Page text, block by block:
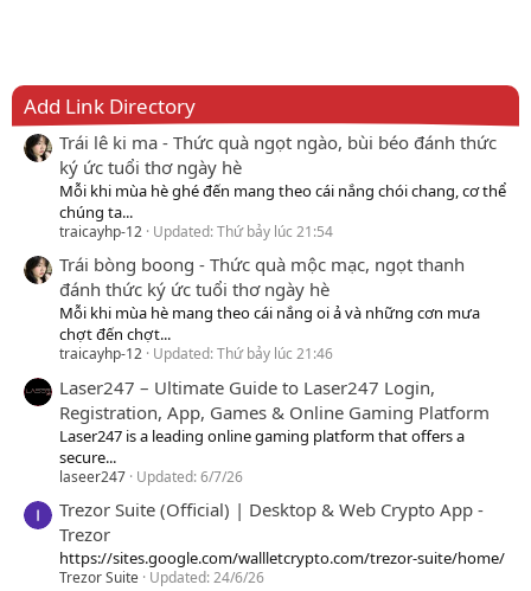
Add Link Directory
Trái lê ki ma - Thức quà ngọt ngào, bùi béo đánh thức
ký ức tuổi thơ ngày hè
Mỗi khi mùa hè ghé đến mang theo cái nắng chói chang, cơ thể
chúng ta...
traicayhp-12 Updated:Thứ bảy lúc 21:54
Trái bòng boong - Thức quà mộc mạc, ngọt thanh
đánh thức ký ức tuổi thơ ngày hè
Mỗi khi mùa hè mang theo cái nắng oi ả và những cơn mưa
chợt đến chợt...
traicayhp-12 Updated:Thứ bảy lúc 21:46
Laser247 – Ultimate Guide to Laser247 Login,
Registration, App, Games & Online Gaming Platform
Laser247 is a leading online gaming platform that offers a
secure...
laseer247 Updated:6/7/26
Trezor Suite (Official) | Desktop & Web Crypto App -
Trezor
https://sites.google.com/wallletcrypto.com/trezor-suite/home/
Trezor Suite Updated:24/6/26